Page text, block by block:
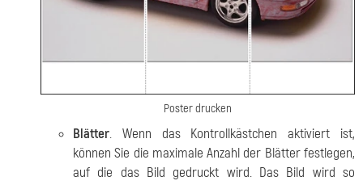
Poster drucken
Blätter. Wenn das Kontrollkästchen aktiviert ist,
können Sie die maximale Anzahl der Blätter festlegen,
auf die das Bild gedruckt wird. Das Bild wird so